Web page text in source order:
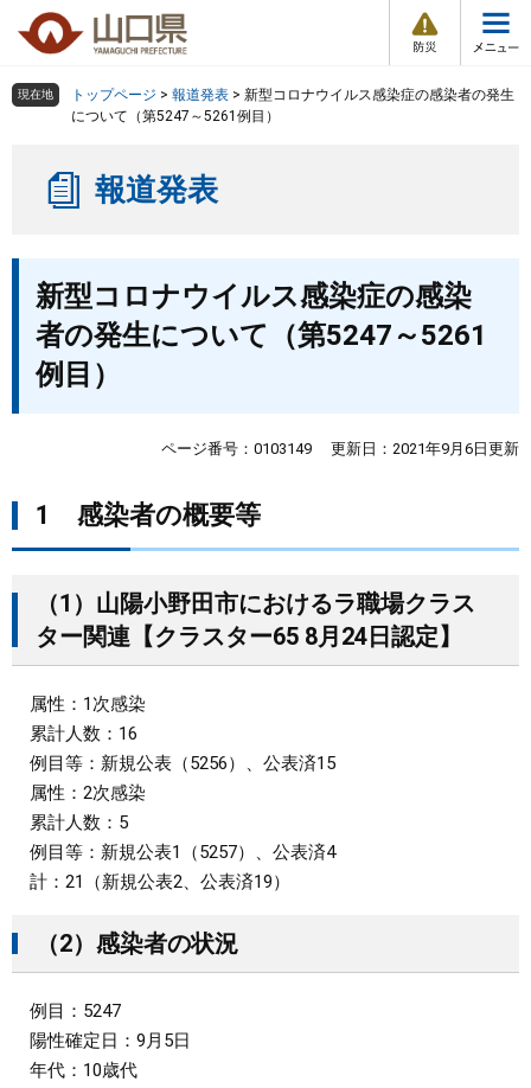
の
ー
情
報
メ
ュ
組織で探す
くらし・環境
健康・福祉
教育・文化・スポーツ
しごと・産業・観光
県政情報
検索の仕方 組織で探す
現在地 トップページ > 報道発表 > 新型コロナウイルス感染症の感染者の発生
について（第5247～5261例目）
報道発表
新型コロナウイルス感染症の感染
者の発生について（第5247～5261
例目）
ページ番号：0103149 更新日：2021年9月6日更新
1 感染者の概要等
（1）山陽小野田市におけるラ職場クラス
ター関連【クラスター65 8月24日認定】
属性：1次感染
累計人数：16
例目等：新規公表（5256）、公表済15
属性：2次感染
累計人数：5
例目等：新規公表1（5257）、公表済4
計：21（新規公表2、公表済19）
（2）感染者の状況
例目：5247
陽性確定日：9月5日
年代：10歳代